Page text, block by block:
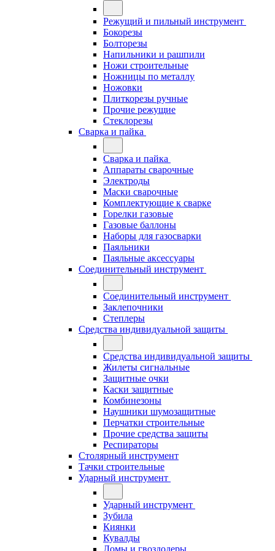
Режущий и пильный инструмент
Бокорезы
Болторезы
Напильники и рашпили
Ножи строительные
Ножницы по металлу
Ножовки
Плиткорезы ручные
Прочие режущие
Стеклорезы
Сварка и пайка
Сварка и пайка
Аппараты сварочные
Электроды
Маски сварочные
Комплектующие к сварке
Горелки газовые
Газовые баллоны
Наборы для газосварки
Паяльники
Паяльные аксессуары
Соединительный инструмент
Соединительный инструмент
Заклепочники
Степлеры
Средства индивидуальной защиты
Средства индивидуальной защиты
Жилеты сигнальные
Защитные очки
Каски защитные
Комбинезоны
Наушники шумозащитные
Перчатки строительные
Прочие средства защиты
Респираторы
Столярный инструмент
Тачки строительные
Ударный инструмент
Ударный инструмент
Зубила
Киянки
Кувалды
Ломы и гвоздодеры